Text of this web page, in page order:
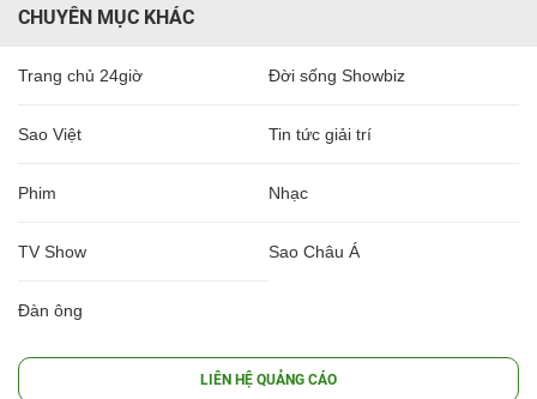
CHUYÊN MỤC KHÁC
Trang chủ 24giờ Đời sống Showbiz
Sao Việt Tin tức giải trí
Phim Nhạc
TV Show Sao Châu Á
Đàn ông
LIÊN HỆ QUẢNG CÁO